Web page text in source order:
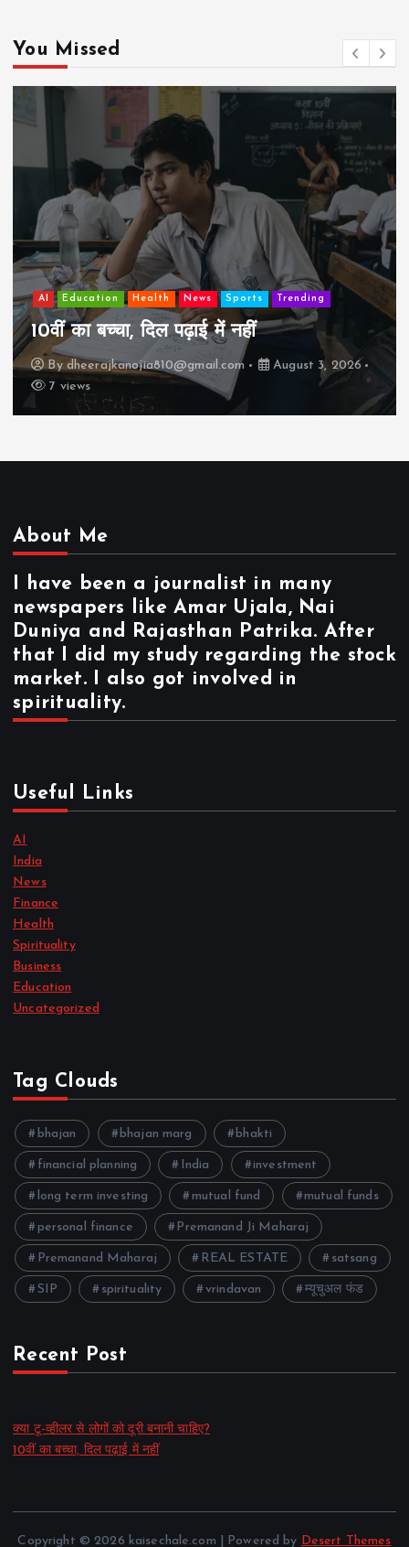
You Missed
AI Education Lifestyle Mutual fund society Travel
झुग्गी में रहने वाला 10,000 कमाने वाले का बच्चा
कैसे “बड़ा आदमी” बन सकता है?
By dheerajkanojia810@gmail.com
August 2, 2026
17 views
About Me
I have been a journalist in many
newspapers like Amar Ujala, Nai
Duniya and Rajasthan Patrika. After
that I did my study regarding the stock
market. I also got involved in
spirituality.
Useful Links
AI
India
News
Finance
Health
Spirituality
Business
Education
Uncategorized
Tag Clouds
bhajan bhajan marg bhakti
financial planning India investment
long term investing mutual fund mutual funds
personal finance Premanand Ji Maharaj
Premanand Maharaj REAL ESTATE satsang
SIP spirituality vrindavan म्यूचुअल फंड
Recent Post
क्या टू-व्हीलर से लोगों को दूरी बनानी चाहिए?
10वीं का बच्चा, दिल पढ़ाई में नहीं
Copyright © 2026 kaisechale.com | Powered by Desert Themes